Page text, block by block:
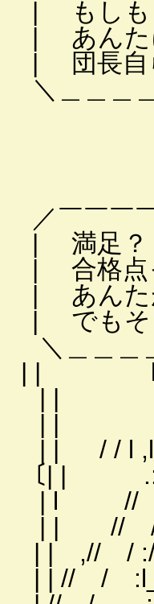
もしも
あんたに
団長自ら
＿＿＿＿
￣￣￣￣
満足？ ち
合格点っ
あんたが
でもそう
＿＿＿＿
| | l､
| l
| l l l l
| / / l ,l
| | .:/7｀
l // / :/::
| // / :/
| | ,// / :/ ,
| | // / :l_/',